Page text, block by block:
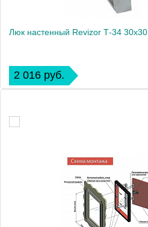
Люк настенный Revizor Т-34 30x30
2 016 руб.